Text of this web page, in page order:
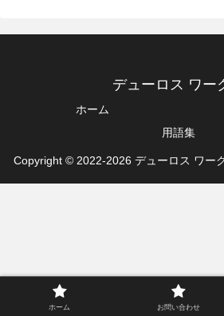
デューロス ワー
ホーム
用語集
Copyright © 2022-2026 デューロス ワー
ホーム お問い合わせ